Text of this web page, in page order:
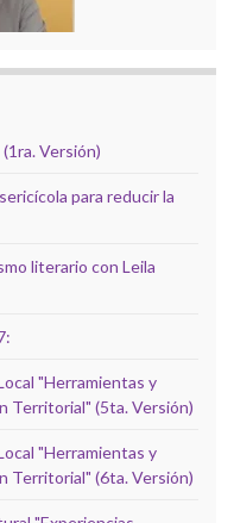
Versión)
para reducir la
literario con Leila
"Herramientas y
Territorial" (5ta. Versión)
"Herramientas y
Territorial" (6ta. Versión)